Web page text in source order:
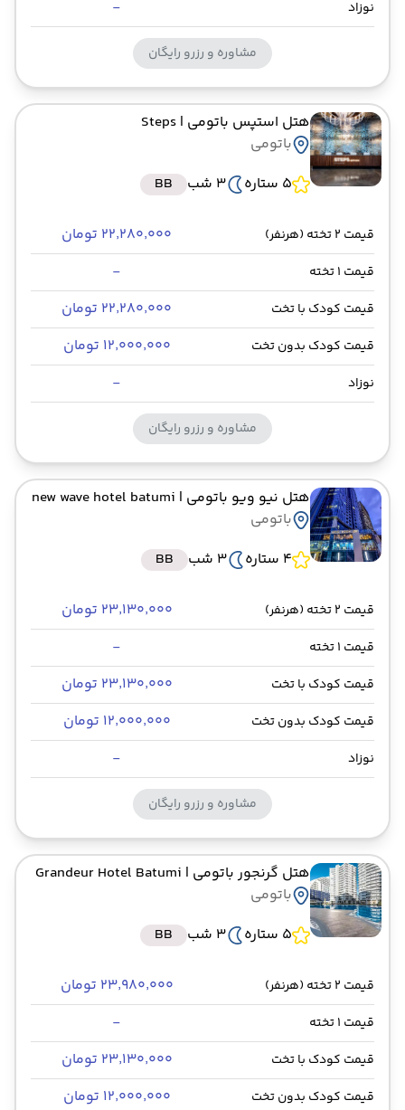
نوزاد -
مشاوره و رزرو رایگان
هتل استپس باتومی | Steps
باتومی
5 ستاره
3 شب BB
قیمت 2 تخته (هرنفر) ۲۲٬۲۸۰٬۰۰۰ تومان
قیمت 1 تخته -
قیمت کودک با تخت ۲۲٬۲۸۰٬۰۰۰ تومان
قیمت کودک بدون تخت ۱۲٬۰۰۰٬۰۰۰ تومان
نوزاد -
مشاوره و رزرو رایگان
هتل نیو ویو باتومی | new wave hotel batumi
باتومی
4 ستاره
3 شب BB
قیمت 2 تخته (هرنفر) ۲۳٬۱۳۰٬۰۰۰ تومان
قیمت 1 تخته -
قیمت کودک با تخت ۲۳٬۱۳۰٬۰۰۰ تومان
قیمت کودک بدون تخت ۱۲٬۰۰۰٬۰۰۰ تومان
نوزاد -
مشاوره و رزرو رایگان
هتل گرنجور باتومی | Grandeur Hotel Batumi
باتومی
5 ستاره
3 شب BB
قیمت 2 تخته (هرنفر) ۲۳٬۹۸۰٬۰۰۰ تومان
قیمت 1 تخته -
قیمت کودک با تخت ۲۳٬۱۳۰٬۰۰۰ تومان
قیمت کودک بدون تخت ۱۲٬۰۰۰٬۰۰۰ تومان